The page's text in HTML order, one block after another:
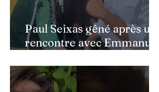
Paul Seixas gêné après une
rencontre avec Emmanuel
semé la panique dans son
équipe